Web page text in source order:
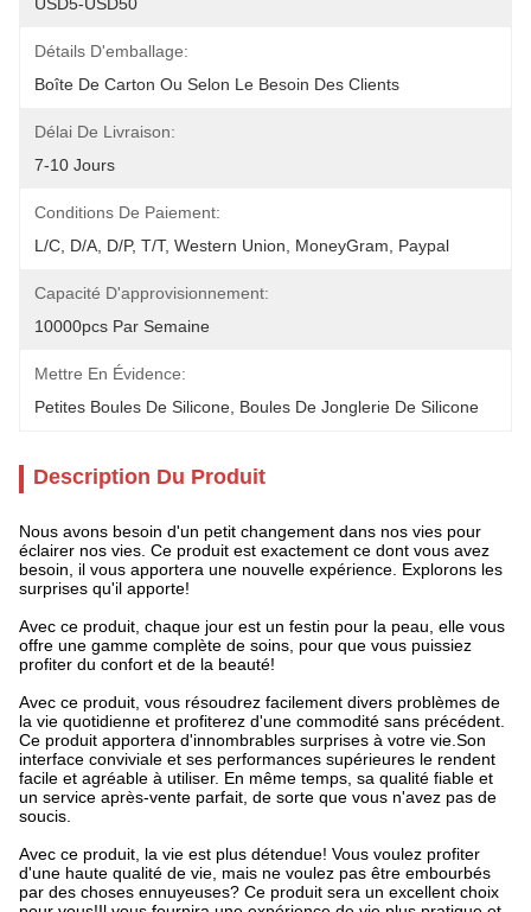
Détails D'emballage:
Boîte De Carton Ou Selon Le Besoin Des Clients
Délai De Livraison:
7-10 Jours
Conditions De Paiement:
L/C, D/A, D/P, T/T, Western Union, MoneyGram, Paypal
Capacité D'approvisionnement:
10000pcs Par Semaine
Mettre En Évidence:
Petites Boules De Silicone Boules De Jonglerie De Silicone
Description Du Produit
Nous avons besoin d'un petit changement dans nos vies pour
éclairer nos vies. Ce produit est exactement ce dont vous avez
besoin, il vous apportera une nouvelle expérience. Explorons les
surprises qu'il apporte!
Avec ce produit, chaque jour est un festin pour la peau, elle vous
offre une gamme complète de soins, pour que vous puissiez
profiter du confort et de la beauté!
Avec ce produit, vous résoudrez facilement divers problèmes de
la vie quotidienne et profiterez d'une commodité sans précédent.
Ce produit apportera d'innombrables surprises à votre vie.Son
interface conviviale et ses performances supérieures le rendent
facile et agréable à utiliser. En même temps, sa qualité fiable et
un service après-vente parfait, de sorte que vous n'avez pas de
soucis.
Avec ce produit, la vie est plus détendue! Vous voulez profiter
d'une haute qualité de vie, mais ne voulez pas être embourbés
par des choses ennuyeuses? Ce produit sera un excellent choix